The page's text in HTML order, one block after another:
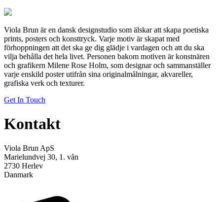
Viola Brun är en dansk designstudio som älskar att skapa poetiska
prints, posters och konsttryck. Varje motiv är skapat med
förhoppningen att det ska ge dig glädje i vardagen och att du ska
vilja behålla det hela livet. Personen bakom motiven är konstnären
och grafikern Milene Rose Holm, som designar och sammanställer
varje enskild poster utifrån sina originalmålningar, akvareller,
grafiska verk och texturer.
Get In Touch
Kontakt
Viola Brun ApS
Marielundvej 30, 1. vån
2730 Herlev
Danmark